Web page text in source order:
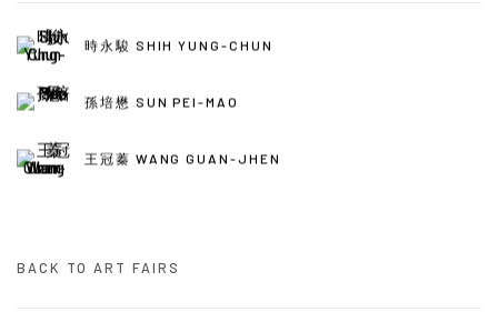
時永駿 SHIH YUNG-CHUN
孫培懋 SUN PEI-MAO
王冠蓁 WANG GUAN-JHEN
BACK TO ART FAIRS